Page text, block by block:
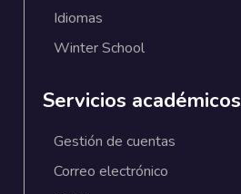
Idiomas
Winter School
Servicios académicos
Gestión de cuentas
Correo electrónico